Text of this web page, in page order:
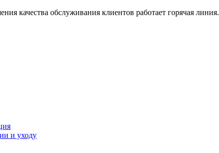
качества обслуживания клиентов работает горячая линия.
и уходу